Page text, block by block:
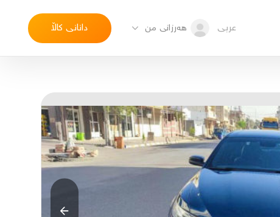
عربی هەرزانی من دانانی کاڵا